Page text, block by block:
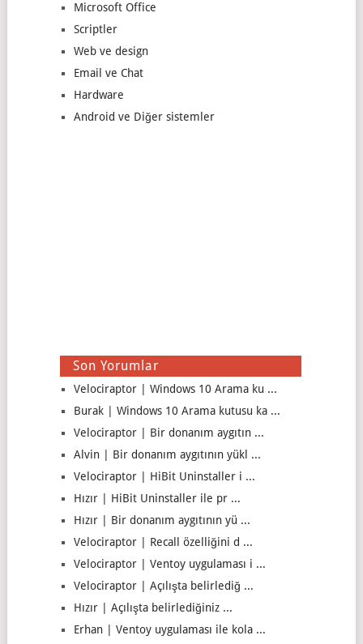
Microsoft Office
Scriptler
Web ve design
Email ve Chat
Hardware
Android ve Diğer sistemler
Son Yorumlar
Velociraptor | Windows 10 Arama ku ...
Burak | Windows 10 Arama kutusu ka ...
Velociraptor | Bir donanım aygıtın ...
Alvin | Bir donanım aygıtının yükl ...
Velociraptor | HiBit Uninstaller i ...
Hızır | HiBit Uninstaller ile pr ...
Hızır | Bir donanım aygıtının yü ...
Velociraptor | Recall özelliğini d ...
Velociraptor | Ventoy uygulaması i ...
Velociraptor | Açılışta belirlediğ ...
Hızır | Açılışta belirlediğiniz ...
Erhan | Ventoy uygulaması ile kola ...